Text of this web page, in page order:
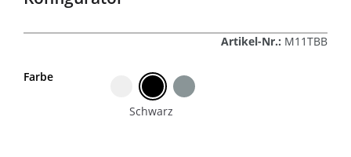
Artikel-Nr.: M11TBB
Farbe
Schwarz